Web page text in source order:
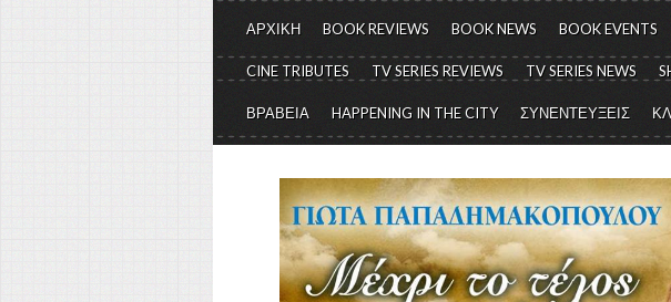
ΑΡΧΙΚΗ BOOK REVIEWS BOOK NEWS BOOK EVENTS
CINE TRIBUTES TV SERIES REVIEWS TV SERIES NEWS
ΒΡΑΒΕΙΑ HAPPENING IN THE CITY ΣΥΝΕΝΤΕΥΞΕΙΣ